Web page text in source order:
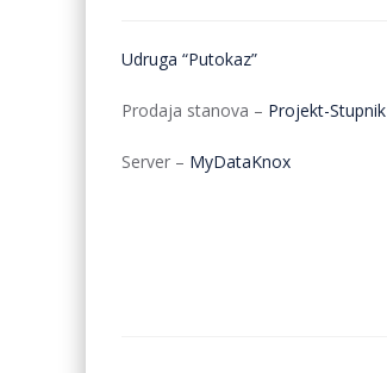
Udruga “Putokaz”
Prodaja stanova – Projekt-Stupnik
Server – MyDataKnox